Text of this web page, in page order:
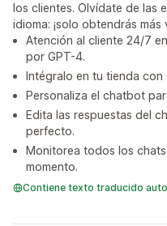
los clientes. Olvídate de las
idioma: ¡solo obtendrás
Atención al cliente 24/7
por GPT-4.
Intégralo en tu tienda con
Personaliza el chatbot
Edita las respuestas del
perfecto.
Monitorea todos los
momento.
Contiene texto traducido